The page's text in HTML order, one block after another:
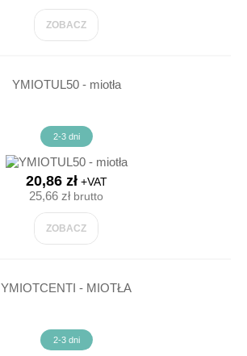
ZOBACZ
YMIOTUL50 - miotła
2-3 dni
20,86 zł+VAT
25,66 złbrutto
ZOBACZ
YMIOTCENTI - MIOTŁA
2-3 dni